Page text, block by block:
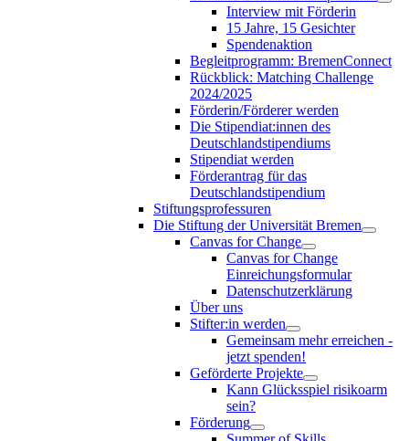
Interview mit Förderin
15 Jahre, 15 Gesichter
Spendenaktion
Begleitprogramm: BremenConnect
Rückblick: Matching Challenge
2024/2025
Förderin/Förderer werden
Die Stipendiat:innen des
Deutschlandstipendiums
Stipendiat werden
Förderantrag für das
Deutschlandstipendium
Stiftungsprofessuren
Die Stiftung der Universität Bremen
Canvas for Change
Canvas for Change
Einreichungsformular
Datenschutzerklärung
Über uns
Stifter:in werden
Gemeinsam mehr erreichen -
jetzt spenden!
Geförderte Projekte
Kann Glücksspiel risikoarm
sein?
Förderung